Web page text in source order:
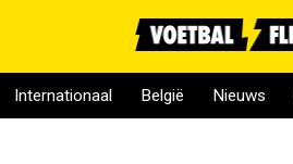
Internationaal België Nieuws